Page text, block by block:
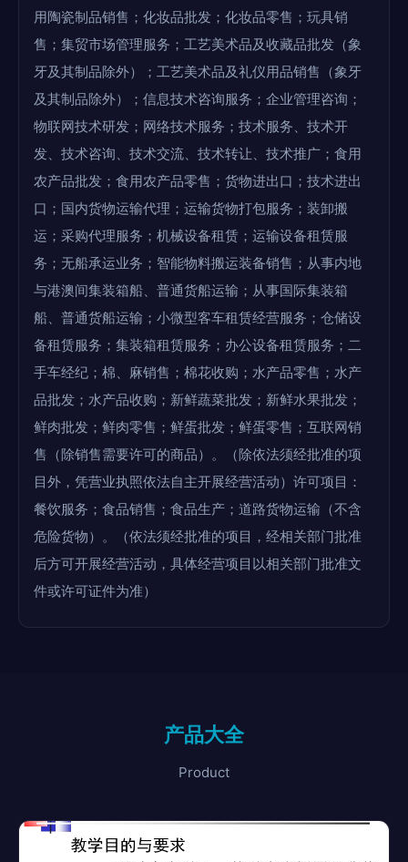
用陶瓷制品销售；化妆品批发；化妆品零售；玩具销
售；集贸市场管理服务；工艺美术品及收藏品批发（象
牙及其制品除外）；工艺美术品及礼仪用品销售（象牙
及其制品除外）；信息技术咨询服务；企业管理咨询；
物联网技术研发；网络技术服务；技术服务、技术开
发、技术咨询、技术交流、技术转让、技术推广；食用
农产品批发；食用农产品零售；货物进出口；技术进出
口；国内货物运输代理；运输货物打包服务；装卸搬
运；采购代理服务；机械设备租赁；运输设备租赁服
务；无船承运业务；智能物料搬运装备销售；从事内地
与港澳间集装箱船、普通货船运输；从事国际集装箱
船、普通货船运输；小微型客车租赁经营服务；仓储设
备租赁服务；集装箱租赁服务；办公设备租赁服务；二
手车经纪；棉、麻销售；棉花收购；水产品零售；水产
品批发；水产品收购；新鲜蔬菜批发；新鲜水果批发；
鲜肉批发；鲜肉零售；鲜蛋批发；鲜蛋零售；互联网销
售（除销售需要许可的商品）。（除依法须经批准的项
目外，凭营业执照依法自主开展经营活动）许可项目：
餐饮服务；食品销售；食品生产；道路货物运输（不含
危险货物）。（依法须经批准的项目，经相关部门批准
后方可开展经营活动，具体经营项目以相关部门批准文
件或许可证件为准）
产品大全
Product